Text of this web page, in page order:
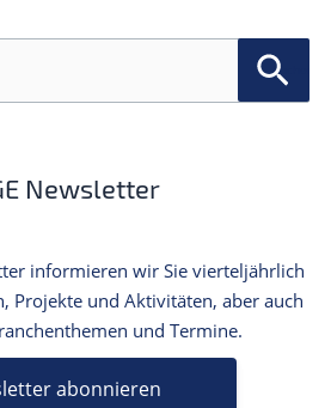
Newsletter
informieren wir Sie vierteljährlich
Projekte und Aktivitäten, aber auch
und Termine.
abonnieren